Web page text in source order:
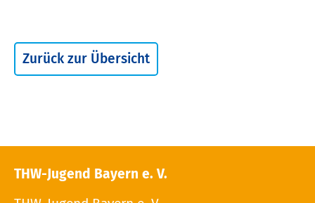
Zurück zur Übersicht
THW-Jugend Bayern e. V.